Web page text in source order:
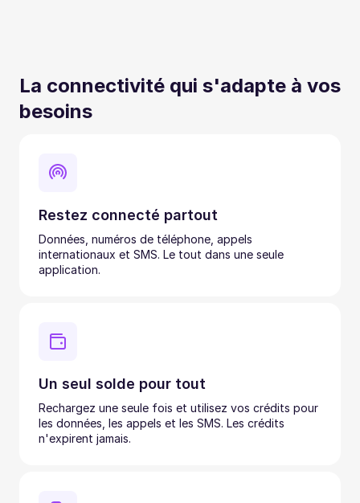
La connectivité qui s'adapte à vos
besoins
Restez connecté partout
Données, numéros de téléphone, appels
internationaux et SMS. Le tout dans une seule
application.
Un seul solde pour tout
Rechargez une seule fois et utilisez vos crédits pour
les données, les appels et les SMS. Les crédits
n'expirent jamais.